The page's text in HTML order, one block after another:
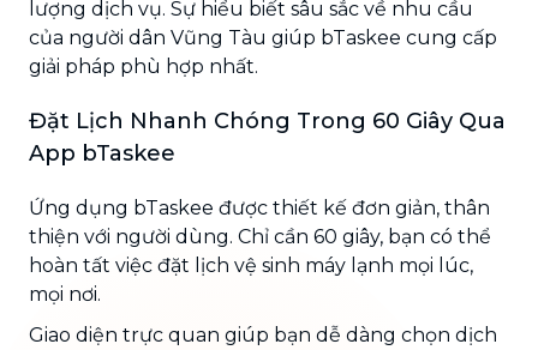
lượng dịch vụ. Sự hiểu biết sâu sắc về nhu cầu
của người dân Vũng Tàu giúp bTaskee cung cấp
giải pháp phù hợp nhất.
Đặt Lịch Nhanh Chóng Trong 60 Giây Qua
App bTaskee
Ứng dụng bTaskee được thiết kế đơn giản, thân
thiện với người dùng. Chỉ cần 60 giây, bạn có thể
hoàn tất việc đặt lịch vệ sinh máy lạnh mọi lúc,
mọi nơi.
Giao diện trực quan giúp bạn dễ dàng chọn dịch